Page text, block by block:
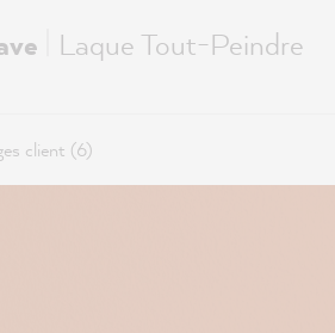
Laque Tout-Peindre
client (6)